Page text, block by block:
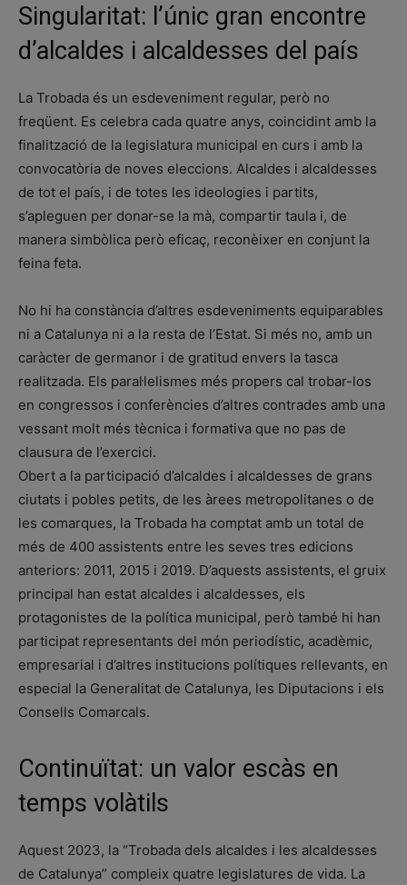
Singularitat: l’únic gran encontre
d’alcaldes i alcaldesses del país
La Trobada és un esdeveniment regular, però no
freqüent. Es celebra cada quatre anys, coincidint amb la
finalització de la legislatura municipal en curs i amb la
convocatòria de noves eleccions. Alcaldes i alcaldesses
de tot el país, i de totes les ideologies i partits,
s’apleguen per donar-se la mà, compartir taula i, de
manera simbòlica però eficaç, reconèixer en conjunt la
feina feta.
No hi ha constància d’altres esdeveniments equiparables
ni a Catalunya ni a la resta de l’Estat. Si més no, amb un
caràcter de germanor i de gratitud envers la tasca
realitzada. Els paral·lelismes més propers cal trobar-los
en congressos i conferències d’altres contrades amb una
vessant molt més tècnica i formativa que no pas de
clausura de l’exercici.
Obert a la participació d’alcaldes i alcaldesses de grans
ciutats i pobles petits, de les àrees metropolitanes o de
les comarques, la Trobada ha comptat amb un total de
més de 400 assistents entre les seves tres edicions
anteriors: 2011, 2015 i 2019. D’aquests assistents, el gruix
principal han estat alcaldes i alcaldesses, els
protagonistes de la política municipal, però també hi han
participat representants del món periodístic, acadèmic,
empresarial i d’altres institucions polítiques rellevants, en
especial la Generalitat de Catalunya, les Diputacions i els
Consells Comarcals.
Continuïtat: un valor escàs en
temps volàtils
Aquest 2023, la “Trobada dels alcaldes i les alcaldesses
de Catalunya” compleix quatre legislatures de vida. La